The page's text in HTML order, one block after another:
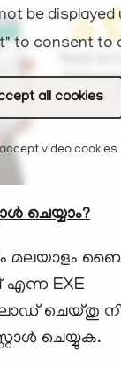
be displayed
to consent to
all cookies
video cookies
ചെയ്യാം?
മലയാളം
EXE
ചെയ്തു
ചെയ്യുക.